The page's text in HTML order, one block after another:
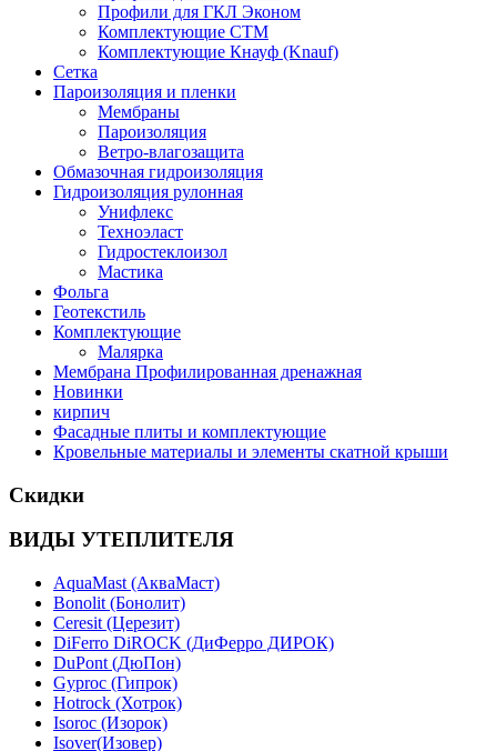
Профили для ГКЛ Эконом
Комплектующие СТМ
Комплектующие Кнауф (Knauf)
Сетка
Пароизоляция и пленки
Мембраны
Пароизоляция
Ветро-влагозащита
Обмазочная гидроизоляция
Гидроизоляция рулонная
Унифлекс
Техноэласт
Гидростеклоизол
Мастика
Фольга
Геотекстиль
Комплектующие
Малярка
Мембрана Профилированная дренажная
Новинки
кирпич
Фасадные плиты и комплектующие
Кровельные материалы и элементы скатной крыши
Скидки
ВИДЫ УТЕПЛИТЕЛЯ
AquaMast (АкваМаст)
Bonolit (Бонолит)
Ceresit (Церезит)
DiFerro DiROCK (ДиФерро ДИРОК)
DuPont (ДюПон)
Gyproc (Гипрок)
Hotrock (Хотрок)
Isoroc (Изорок)
Isover(Изовер)